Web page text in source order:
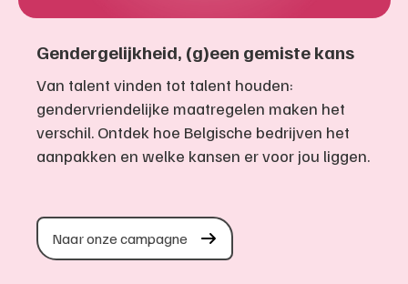
Gendergelijkheid, (g)een gemiste kans
Van talent vinden tot talent houden:
gendervriendelijke maatregelen maken het
verschil. Ontdek hoe Belgische bedrijven het
aanpakken en welke kansen er voor jou liggen.
Naar onze campagne